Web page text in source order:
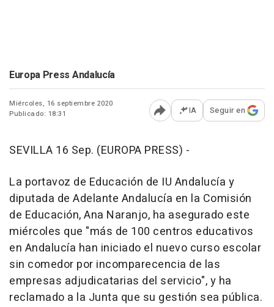
Europa Press Andalucía
Miércoles, 16 septiembre 2020
Publicado: 18:31
Abrir opciones para
IA Seguir en
SEVILLA 16 Sep. (EUROPA PRESS) -
La portavoz de Educación de IU Andalucía y
diputada de Adelante Andalucía en la Comisión
de Educación, Ana Naranjo, ha asegurado este
miércoles que "más de 100 centros educativos
en Andalucía han iniciado el nuevo curso escolar
sin comedor por incomparecencia de las
empresas adjudicatarias del servicio", y ha
reclamado a la Junta que su gestión sea pública.